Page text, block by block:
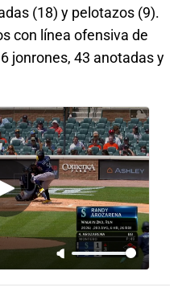
(18) y pelotazos (9).
con línea ofensiva de
jonrones, 43 anotadas y